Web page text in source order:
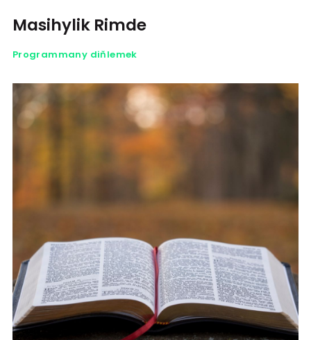
Masihylik Rimde
Programmany diňlemek